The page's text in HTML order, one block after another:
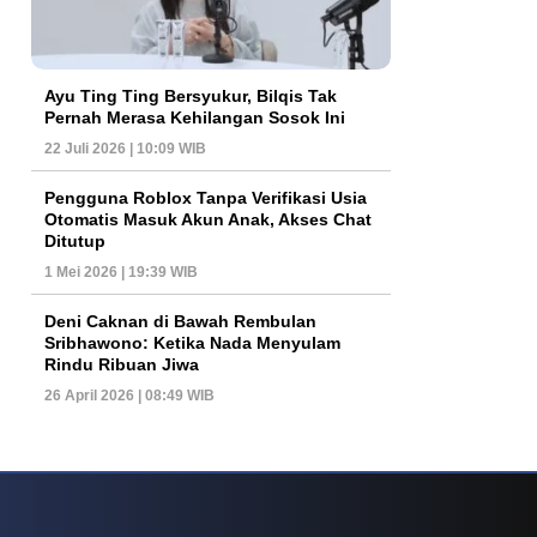
Ayu Ting Ting Bersyukur, Bilqis Tak
Pernah Merasa Kehilangan Sosok Ini
22 Juli 2026 | 10:09 WIB
Pengguna Roblox Tanpa Verifikasi Usia
Otomatis Masuk Akun Anak, Akses Chat
Ditutup
1 Mei 2026 | 19:39 WIB
Deni Caknan di Bawah Rembulan
Sribhawono: Ketika Nada Menyulam
Rindu Ribuan Jiwa
26 April 2026 | 08:49 WIB